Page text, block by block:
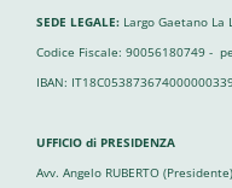
SEDE LEGALE: Largo Gaetano La
Codice Fiscale: 90056180749 -
IBAN:
UFFICIO di PRESIDENZA
Avv. Angelo RUBERTO